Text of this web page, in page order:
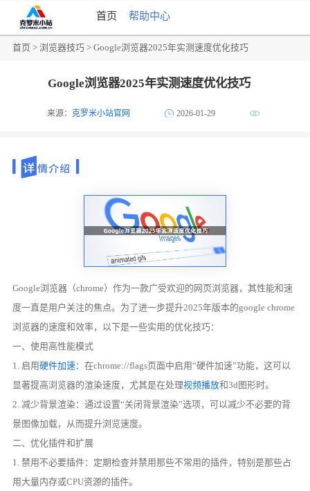
首页 帮助中心
首页 >浏览器技巧 > Google浏览器2025年实测速度优化技巧
Google浏览器2025年实测速度优化技巧
来源：克罗米小站官网 2026-01-29
Google浏览器（chrome）作为一款广受欢迎的网页浏览器，其性能和速
度一直是用户关注的焦点。为了进一步提升2025年版本的google chrome
浏览器的速度和效率，以下是一些实用的优化技巧：
一、使用高性能模式
1. 启用硬件加速：在chrome://flags页面中启用“硬件加速”功能，这可以
显著提高浏览器的渲染速度，尤其是在处理视频播放和3d图形时。
2. 减少背景渲染：通过设置“关闭背景渲染”选项，可以减少不必要的背
景图像加载，从而提升浏览速度。
二、优化插件和扩展
1. 禁用不必要插件：定期检查并禁用那些不常用的插件，特别是那些占
用大量内存或CPU资源的插件。